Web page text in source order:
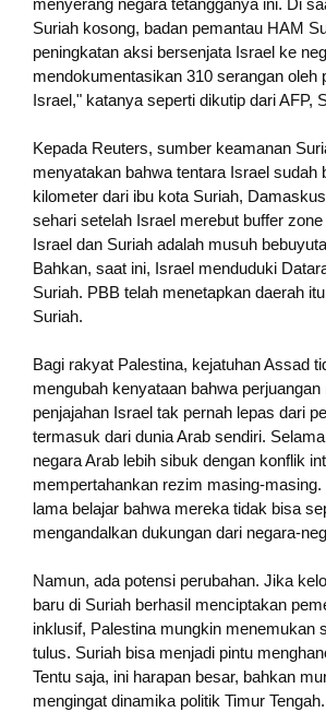
menyerang negara tetangganya ini. Di
Suriah kosong, badan pemantau HAM
peningkatan aksi bersenjata Israel ke
mendokumentasikan 310 serangan oleh
Israel," katanya seperti dikutip dari AFP,
Kepada Reuters, sumber keamanan
menyatakan bahwa tentara Israel sudah
kilometer dari ibu kota Suriah,
sehari setelah Israel merebut buffer
Israel dan Suriah adalah musuh
Bahkan, saat ini, Israel menduduki
Suriah. PBB telah menetapkan daerah
Suriah.
Bagi rakyat Palestina, kejatuhan Assad
mengubah kenyataan bahwa
penjajahan Israel tak pernah lepas dari
termasuk dari dunia Arab sendiri.
negara Arab lebih sibuk dengan konflik
mempertahankan rezim masing-masing.
lama belajar bahwa mereka tidak bisa
mengandalkan dukungan dari negara-
Namun, ada potensi perubahan. Jika
baru di Suriah berhasil menciptakan
inklusif, Palestina mungkin menemukan
tulus. Suriah bisa menjadi pintu
Tentu saja, ini harapan besar, bahkan
mengingat dinamika politik Timur Tengah.